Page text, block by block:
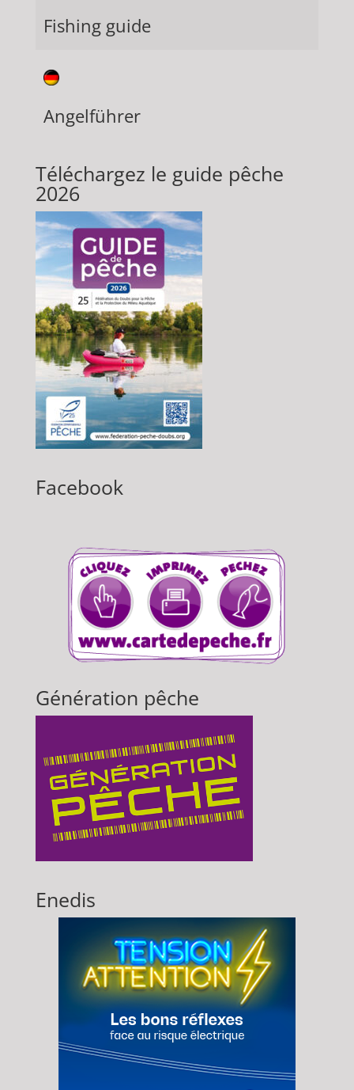
Fishing guide
Angelführer
Téléchargez le guide pêche
2026
Facebook
Génération pêche
Enedis